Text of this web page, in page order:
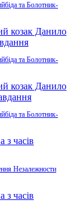
та Болотник-
та Болотник-
та Болотник-
Незалежности